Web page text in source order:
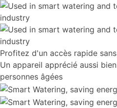
Profitez d'un accès rapide
Un appareil apprécié aussi
personnes âgées